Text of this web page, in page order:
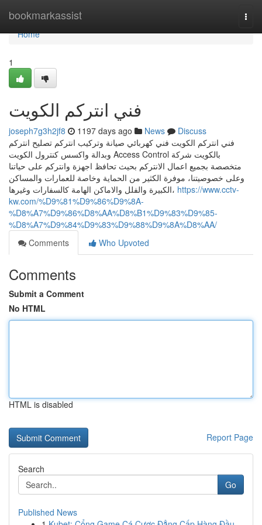
bookmarkassist
Home
Home
1
فني انتركم الكويت
joseph7g3h2jf8 1197 days ago News
Discuss
فني انتركم الكويت فني كهربائي صيانة وتركيب انتركم تصليح انتركم
وبدالة واكسس كنترول الكويت Access Control بالكويت شركة
متخصصة بجميع اعمال الانتركم بحيث تحافظ اجهزة وانتركم على حياتنا
وعلى خصوصيتنا، موفرة الكثير من الحماية وخاصة للعمارات والمساكن
الكبيرة والفلل والاماكن الهامة كالسفارات وغيرها، https://www.cctv-
kw.com/%D9%81%D9%86%D9%8A-
%D8%A7%D9%86%D8%AA%D8%B1%D9%83%D9%85-
%D8%A7%D9%84%D9%83%D9%88%D9%8A%D8%AA/
Comments
Who Upvoted
Comments
Submit a Comment
No HTML
HTML is disabled
Report Page
Search
Go
Published News